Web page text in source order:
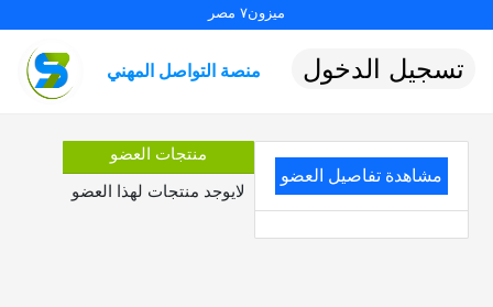
ميزون٧ مصر
منصة التواصل المهني تسجيل الدخول
مشاهدة تفاصيل العضو
منتجات العضو
لايوجد منتجات لهذا العضو